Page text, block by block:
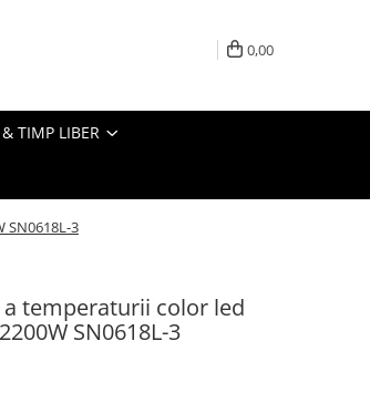
0,00
TIMP LIBER
SN0618L-3
temperaturii color led
SN0618L-3